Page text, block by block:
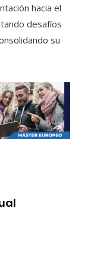
hacia el
desafíos
su